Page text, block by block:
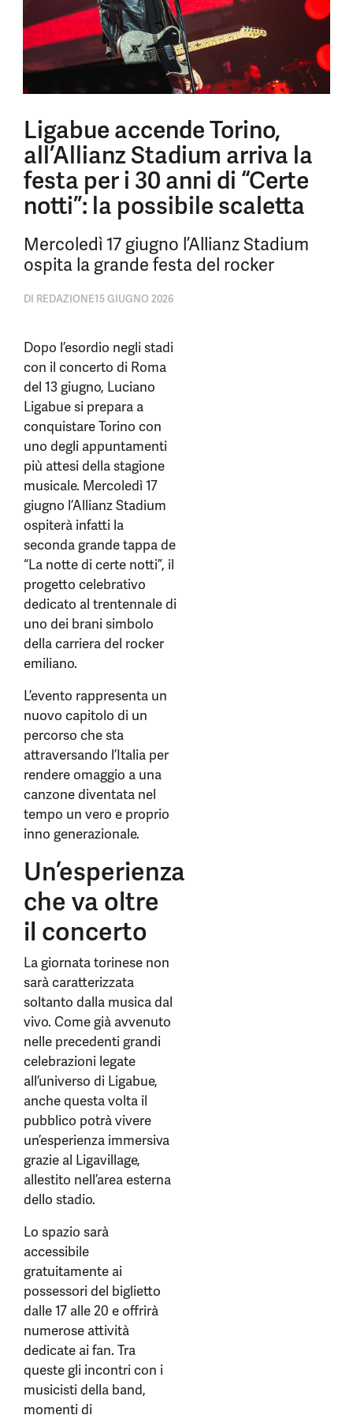
Ligabue accende Torino,
all’Allianz Stadium arriva la
festa per i 30 anni di “Certe
notti”: la possibile scaletta
Mercoledì 17 giugno l’Allianz Stadium
ospita la grande festa del rocker
DI REDAZIONE15 GIUGNO 2026
Dopo l’esordio negli stadi
con il concerto di Roma
del 13 giugno, Luciano
Ligabue si prepara a
conquistare Torino con
uno degli appuntamenti
più attesi della stagione
musicale. Mercoledì 17
giugno l’Allianz Stadium
ospiterà infatti la
seconda grande tappa de
“La notte di certe notti”, il
progetto celebrativo
dedicato al trentennale di
uno dei brani simbolo
della carriera del rocker
emiliano.
L’evento rappresenta un
nuovo capitolo di un
percorso che sta
attraversando l’Italia per
rendere omaggio a una
canzone diventata nel
tempo un vero e proprio
inno generazionale.
Un’esperienza
che va oltre
il concerto
La giornata torinese non
sarà caratterizzata
soltanto dalla musica dal
vivo. Come già avvenuto
nelle precedenti grandi
celebrazioni legate
all’universo di Ligabue,
anche questa volta il
pubblico potrà vivere
un’esperienza immersiva
grazie al Ligavillage,
allestito nell’area esterna
dello stadio.
Lo spazio sarà
accessibile
gratuitamente ai
possessori del biglietto
dalle 17 alle 20 e offrirà
numerose attività
dedicate ai fan. Tra
queste gli incontri con i
musicisti della band,
momenti di